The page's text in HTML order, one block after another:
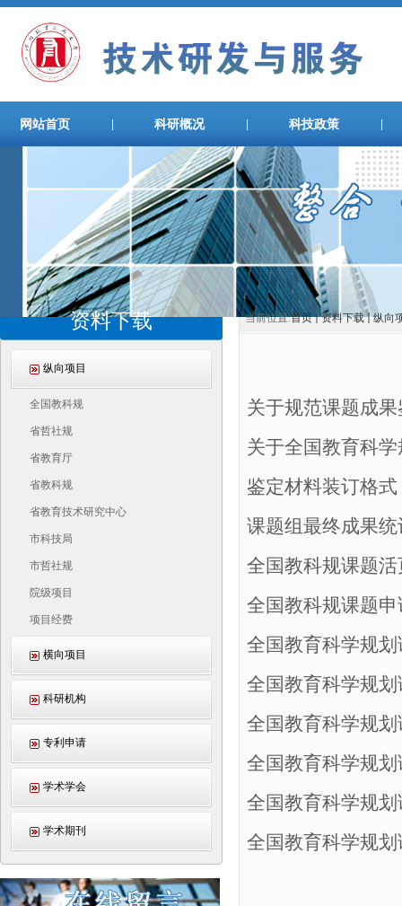
网站首页 科研概况 科技政策
资料下载
纵向项目
全国教科规
省哲社规
省教育厅
省教科规
省教育技术研究中心
市科技局
市哲社规
院级项目
项目经费
横向项目
科研机构
专利申请
学术学会
学术期刊
当前位置:首页 资料下载 纵向
关于规范课题成
关于全国教育科
鉴定材料装订格
课题组最终成果
全国教科规课题
全国教科规课题
全国教育科学规
全国教育科学规
全国教育科学规
全国教育科学规
全国教育科学规
全国教育科学规